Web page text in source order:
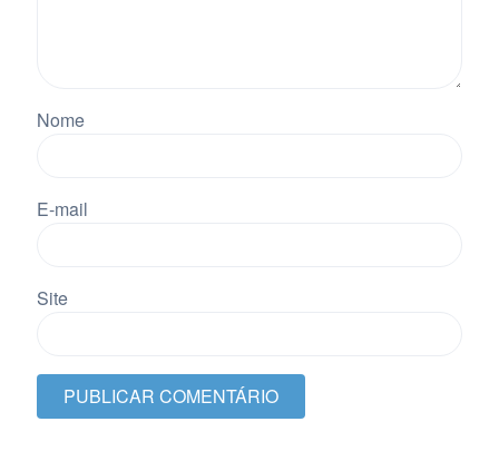
Nome
E-mail
Site